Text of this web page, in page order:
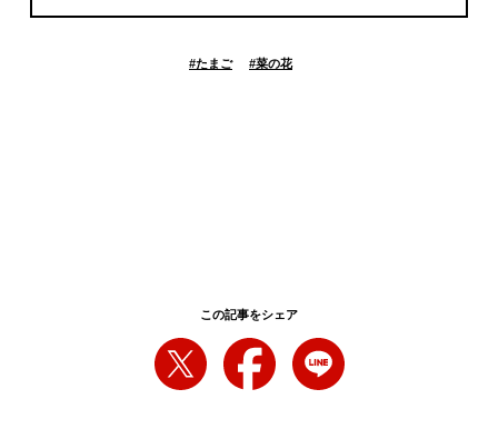
#たまご #菜の花
この記事をシェア